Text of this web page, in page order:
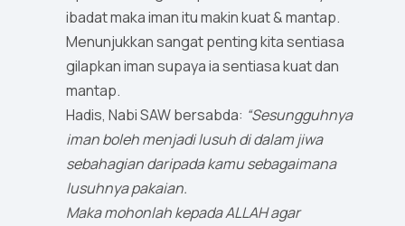
ibadat maka iman itu makin kuat & mantap.
Menunjukkan sangat penting kita sentiasa
gilapkan iman supaya ia sentiasa kuat dan
mantap.
Hadis, Nabi SAW bersabda: “Sesungguhnya
iman boleh menjadi lusuh di dalam jiwa
sebahagian daripada kamu sebagaimana
lusuhnya pakaian.
Maka mohonlah kepada ALLAH agar